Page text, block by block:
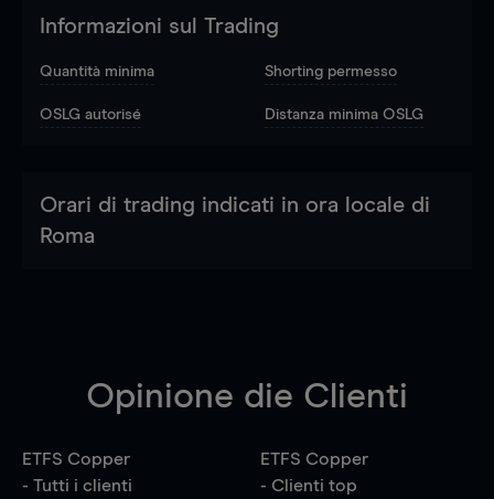
Informazioni sul Trading
Quantità minima Shorting permesso
OSLG autorisé Distanza minima OSLG
Orari di trading indicati in ora locale di
Roma
Opinione die Clienti
ETFS Copper
- Tutti i clienti
ETFS Copper
- Clienti top